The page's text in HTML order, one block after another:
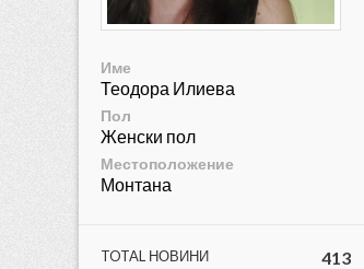
Име
Теодора Илиева
Пол
Женски пол
Местоположение
Монтана
TOTAL НОВИНИ 413